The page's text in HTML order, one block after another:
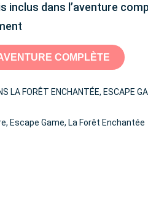
inclus dans l’aventure
COMPLÈTE
LA FORÊT ENCHANTÉE, ESCAPE
, Escape Game, La Forêt Enchantée